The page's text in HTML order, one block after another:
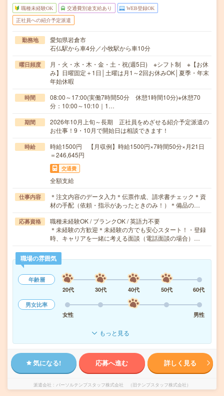
職種未経験OK 交通費別途支給あり WEB登録OK
正社員への紹介予定派遣
勤務地
愛知県岩倉市
石仏駅から車4分／小牧駅から車10分
曜日頻度
月・火・水・木・金・土・祝(週5日) ※シフト制 ※【お休
み】日曜固定＋1日│土曜は月1～2回お休みOK│夏季・年末
年始休暇
時間
08:00～17:00(実働7時間50分 休憩1時間10分)※休憩70
分：10:00～10:10｜1…
期間
2026年10月上旬～長期 正社員をめざせる紹介予定派遣の
お仕事！9・10月で開始日は相談できます！
時給
時給1500円 【月収例】時給1500円×7時間50分×月21日
＝246,645円
交通費
全額支給
仕事内容
＊注文内容のデータ入力＊伝票作成、請求書チェック＊資
材の手配（依頼・指示があったときのみ！）＊備品の…
応募資格
職種未経験OK / ブランクOK / 英語力不要
＊未経験の方歓迎＊未経験の方でも安心スタート！・登録
時、キャリアを一緒に考える面談（電話面談の場合）…
職場の雰囲気
年齢層
20代
30代 40代 50代
60代
男女比率
女性
男性
もっと見る
気になる! 応募へ進む 詳しく見る
派遣会社 パーソルテンプスタッフ株式会社 （旧テンプスタッフ株式会社）